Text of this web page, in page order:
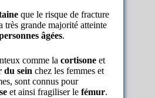
que le risque de fracture
très grande majorité atteinte
âgées.
comme la cortisone et
du sein chez les femmes et
sont connus pour
et ainsi fragiliser le fémur.